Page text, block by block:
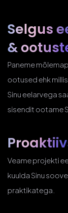
Selgus
&
Paneme
ootused ehk
Sinu eelarvega
sisendit ootame
Veame projekti
kuulda Sinu
praktikatega.